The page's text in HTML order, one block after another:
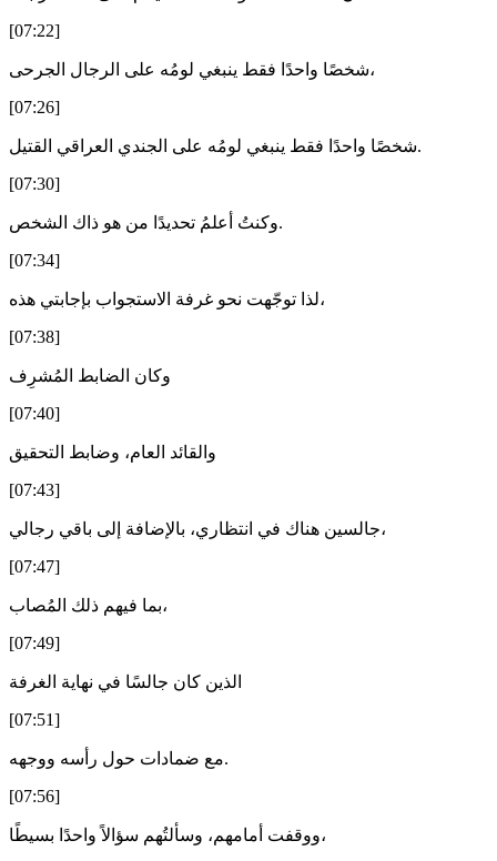
[07:22]
شخصًا واحدًا فقط ينبغي لومُه على الرجال الجرحى،
[07:26]
شخصًا واحدًا فقط ينبغي لومُه على الجندي العراقي القتيل.
[07:30]
وكنتُ أعلمُ تحديدًا من هو ذاك الشخص.
[07:34]
لذا توجّهت نحو غرفة الاستجواب بإجابتي هذه،
[07:38]
وكان الضابط المُشرِف
[07:40]
والقائد العام، وضابط التحقيق
[07:43]
جالسين هناك في انتظاري، بالإضافة إلى باقي رجالي،
[07:47]
بما فيهم ذلك المُصاب،
[07:49]
الذين كان جالسًا في نهاية الغرفة
[07:51]
مع ضمادات حول رأسه ووجهه.
[07:56]
ووقفت أمامهم، وسألتُهم سؤالاً واحدًا بسيطًا،